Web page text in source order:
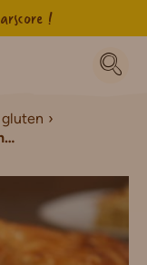
!
gluten
Galette des rois Sans Gluten